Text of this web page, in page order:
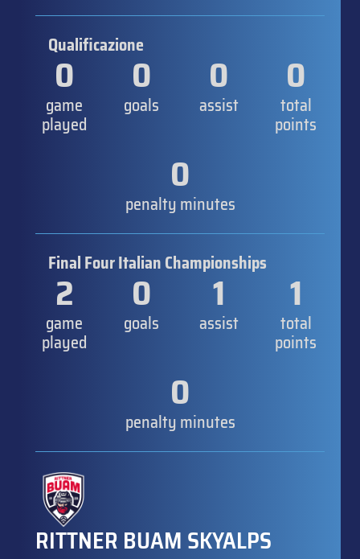
Qualificazione
0
game
played
0
goals
0
assist
0
total
points
0
penalty minutes
Final Four Italian Championships
2
game
played
0
goals
1
assist
1
total
points
0
penalty minutes
RITTNER BUAM SKYALPS